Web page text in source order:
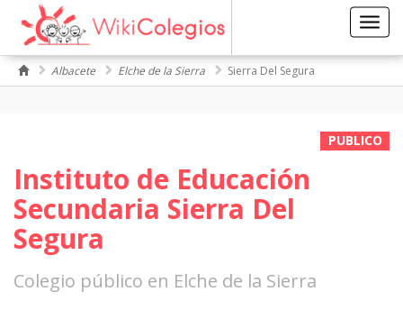
Albacete Elche de la Sierra Sierra Del Segura
PUBLICO
Instituto de Educación
Secundaria Sierra Del
Segura
Colegio público en Elche de la Sierra